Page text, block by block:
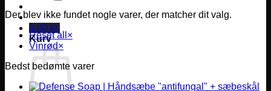
0,00 kr.
Kurv
Der blev ikke fundet nogle varer, der matcher dit valg.
Reset all ×
Vinrød×
Bedst bedømte varer